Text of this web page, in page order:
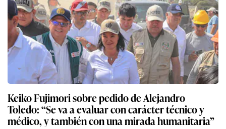
Keiko Fujimori sobre pedido de Alejandro
Toledo: “Se va a evaluar con carácter técnico y
médico, y también con una mirada humanitaria”